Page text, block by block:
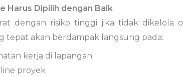
Harus Dipilih dengan Baik
dengan risiko tinggi jika tidak dikelola
tepat akan berdampak langsung pada:
kerja di lapangan
proyek